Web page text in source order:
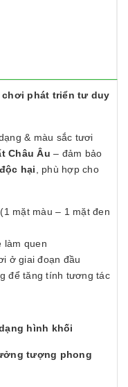
chơi phát triển tư duy
& màu sắc tươi
Châu Âu – đảm bảo
hại , phù hợp cho
(1 mặt màu – 1 mặt đen
làm quen
ở giai đoạn đầu
để tăng tính tương tác
hình khối
tượng phong